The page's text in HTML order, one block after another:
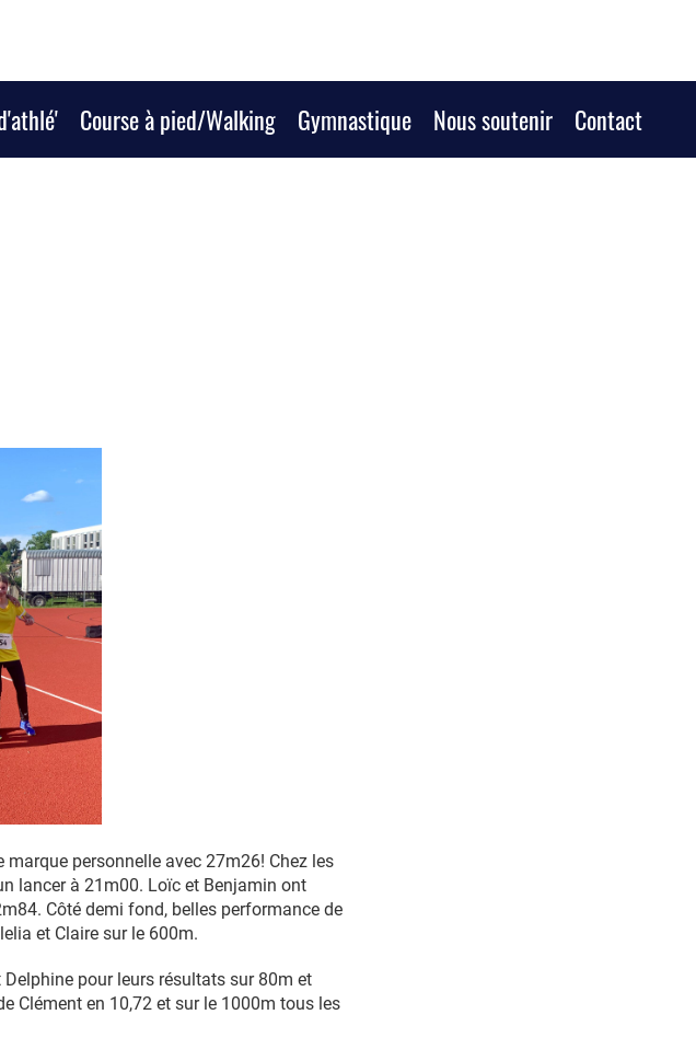
Course à pied/Walking Gymnastique Nous soutenir Contact
personnelle avec 27m26! Chez les
lancer à 21m00. Loïc et Benjamin ont
Côté demi fond, belles performance de
et Claire sur le 600m.
pour leurs résultats sur 80m et
Clément en 10,72 et sur le 1000m tous les